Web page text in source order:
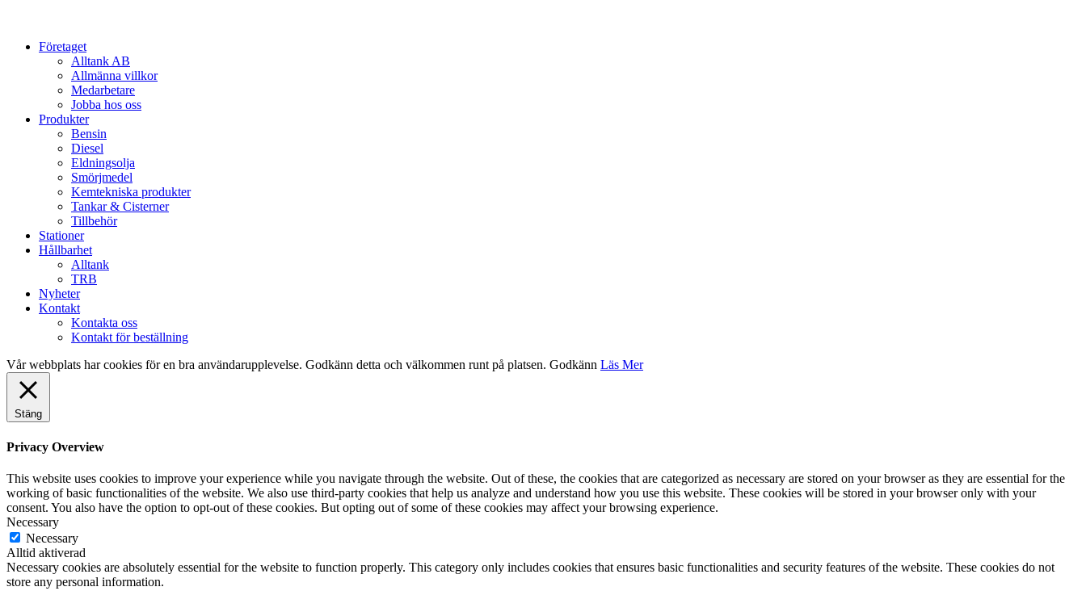
Close
Företaget
Alltank AB
Allmänna villkor
Medarbetare
Jobba hos oss
Produkter
Bensin
Diesel
Eldningsolja
Smörjmedel
Kemtekniska produkter
Tankar & Cisterner
Tillbehör
Stationer
Hållbarhet
Alltank
TRB
Nyheter
Kontakt
Kontakta oss
Kontakt för beställning
Vår webbplats har cookies för en bra användarupplevelse. Godkänn detta och välkommen runt på platsen. Godkänn Läs Mer
Stäng
Privacy Overview
This website uses cookies to improve your experience while you navigate through the website. Out of these, the cookies that are categorized as necessary are stored on your browser as they are essential for the
working of basic functionalities of the website. We also use third-party cookies that help us analyze and understand how you use this website. These cookies will be stored in your browser only with your
consent. You also have the option to opt-out of these cookies. But opting out of some of these cookies may affect your browsing experience.
Necessary
Necessary
Alltid aktiverad
Necessary cookies are absolutely essential for the website to function properly. This category only includes cookies that ensures basic functionalities and security features of the website. These cookies do not
store any personal information.